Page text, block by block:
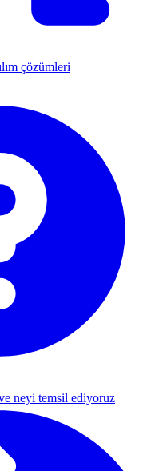
çözümleri
neyi temsil ediyoruz